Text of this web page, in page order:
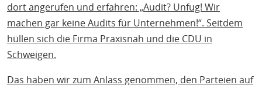
dort angerufen und erfahren: „Audit? Unfug! Wir
machen gar keine Audits für Unternehmen!“. Seitdem
hüllen sich die Firma Praxisnah und die CDU in
Schweigen.
Das haben wir zum Anlass genommen, den Parteien auf